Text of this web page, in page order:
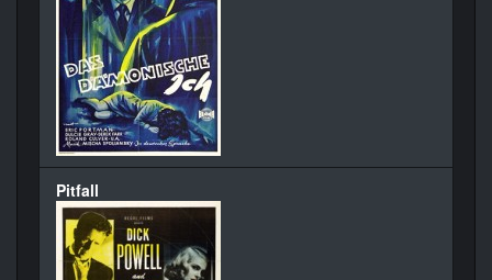
Pitfall